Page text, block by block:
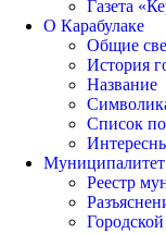
Газета
О Карабулаке
Общие
История
Название
Список
Муниципалитет
Реестр